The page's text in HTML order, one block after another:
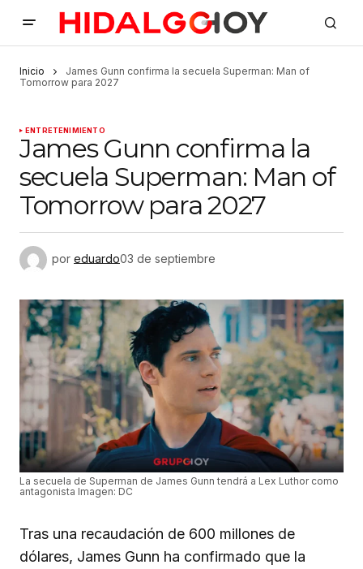
Inicio
James Gunn confirma la secuela Superman: Man of
Tomorrow para 2027
ENTRETENIMIENTO
James Gunn confirma la
secuela Superman: Man of
Tomorrow para 2027
por eduardo03 de septiembre
La secuela de Superman de James Gunn tendrá a Lex Luthor como
antagonista Imagen: DC
Tras una recaudación de 600 millones de
dólares, James Gunn ha confirmado que la